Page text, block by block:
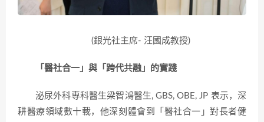
(銀光社主席- 汪國成教授)
「 醫社合一」與「 跨代共融」的實踐
泌尿外科專科醫生梁智鴻醫生, GBS,OB E, JP 表示，深
耕醫療領域數十載，他深刻體會到「醫社合一」對長者健